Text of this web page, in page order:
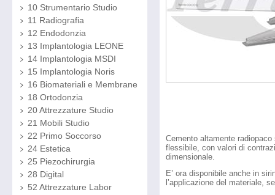
10 Strumentario Studio
11 Radiografia
12 Endodonzia
13 Implantologia LEONE
14 Implantologia MSDI
15 Implantologia Noris
16 Biomateriali e Membrane
18 Ortodonzia
20 Attrezzature Studio
21 Mobili Studio
22 Primo Soccorso
24 Estetica
25 Piezochirurgia
28 Digital
52 Attrezzature Labor
Cemento altamente
flessibile, con valori di
dimensionale.
E’ ora disponibile anche in
l’applicazione del materiale,